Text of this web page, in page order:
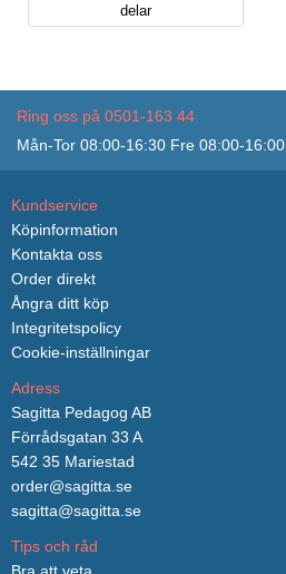
delar
Ring oss på 0501-163 44
Mån-Tor 08:00-16:30 Fre 08:00-16:00
Kundservice
Köpinformation
Kontakta oss
Order direkt
Ångra ditt köp
Integritetspolicy
Cookie-inställningar
Adress
Sagitta Pedagog AB
Förrådsgatan 33 A
542 35 Mariestad
order@sagitta.se
sagitta@sagitta.se
Tips och råd